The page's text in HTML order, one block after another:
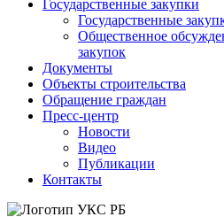
Государственные закупки
Государственные
Общественное
закупок
Документы
Объекты строительства
Обращение граждан
Пресс-центр
Новости
Видео
Публикации
Контакты